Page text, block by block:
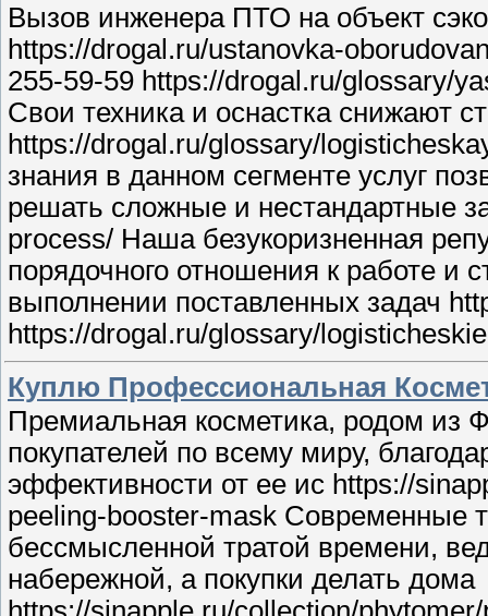
Вызов инженера ПТО на объект
https://drogal.ru/ustanovka-
255-59-59 https://drogal.ru/glossary/
Свои техника и оснастка снижают
https://drogal.ru/glossary/
знания в данном сегменте услуг
решать сложные и нестандартные
process/ Наша безукоризненная
порядочного отношения к работе и
выполнении поставленных задач
https://drogal.ru/glossary/
Куплю Профессиональная
Премиальная косметика, родом из
покупателей по всему миру,
эффективности от ее ис https://
peeling-booster-mask Современные
бессмысленной тратой времени,
набережной, а покупки делать дома